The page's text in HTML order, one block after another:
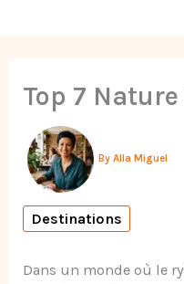
Top 7
ByAlla Miguel
Destinations
Dans un monde où le